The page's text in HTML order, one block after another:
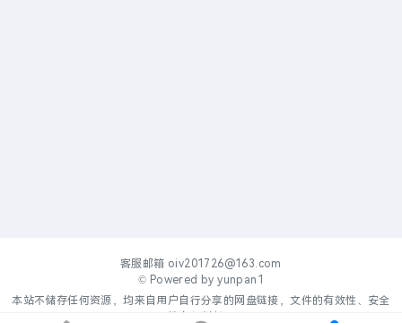
客服邮箱 oiv201726@163.com
© Powered byyunpan1
本站不储存任何资源，均来自用户自行分享的网盘链接，文件的有效性、安全